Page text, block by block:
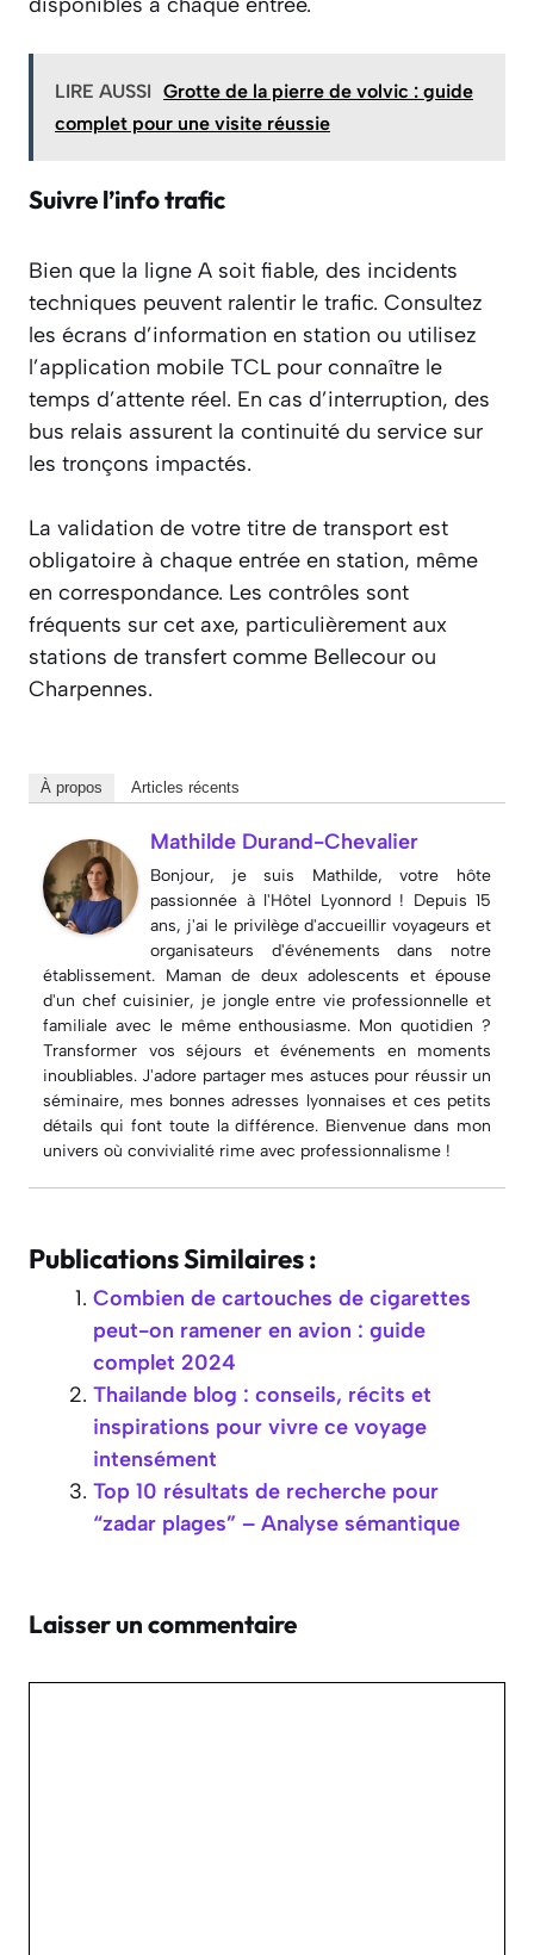
LIRE AUSSI Grotte de la pierre de volvic : guide
complet pour une visite réussie
Suivre l’info trafic
Bien que la ligne A soit fiable, des incidents
techniques peuvent ralentir le trafic. Consultez
les écrans d’information en station ou utilisez
l’application mobile TCL pour connaître le
temps d’attente réel. En cas d’interruption, des
bus relais assurent la continuité du service sur
les tronçons impactés.
La validation de votre titre de transport est
obligatoire à chaque entrée en station, même
en correspondance. Les contrôles sont
fréquents sur cet axe, particulièrement aux
stations de transfert comme Bellecour ou
Charpennes.
À propos Articles récents
Mathilde Durand-Chevalier
Bonjour, je suis Mathilde, votre hôte
passionnée à l'Hôtel Lyonnord ! Depuis 15
ans, j'ai le privilège d'accueillir voyageurs et
organisateurs d'événements dans notre
établissement. Maman de deux adolescents et épouse
d'un chef cuisinier, je jongle entre vie professionnelle et
familiale avec le même enthousiasme. Mon quotidien ?
Transformer vos séjours et événements en moments
inoubliables. J'adore partager mes astuces pour réussir un
séminaire, mes bonnes adresses lyonnaises et ces petits
détails qui font toute la différence. Bienvenue dans mon
univers où convivialité rime avec professionnalisme !
Publications Similaires :
Combien de cartouches de cigarettes
peut-on ramener en avion : guide
complet 2024
Thailande blog : conseils, récits et
inspirations pour vivre ce voyage
intensément
Top 10 résultats de recherche pour
“zadar plages” – Analyse sémantique
Laisser un commentaire